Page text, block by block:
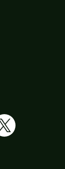
左右。
的游客
。但是我